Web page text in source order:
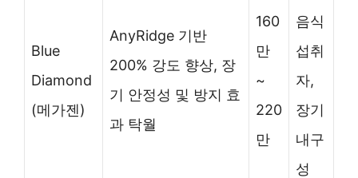
Blue
Diamond
(메가젠)
AnyRidge 기반
200% 강도 향상, 장
기 안정성 및 방지 효
과 탁월
160
만
~
220
만
음식
섭취
자,
장기
내구
성